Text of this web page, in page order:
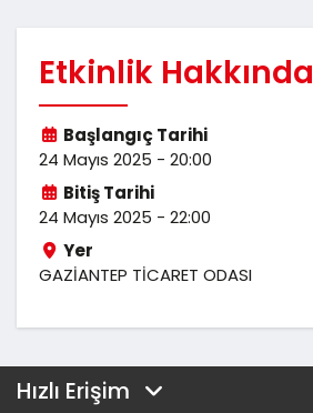
Etkinlik Hakkında
Başlangıç Tarihi
24 Mayıs 2025 - 20:00
Bitiş Tarihi
24 Mayıs 2025 - 22:00
Yer
GAZİANTEP TİCARET ODASI
Hızlı Erişim